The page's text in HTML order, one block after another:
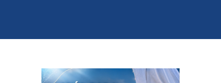
REUNIONES &